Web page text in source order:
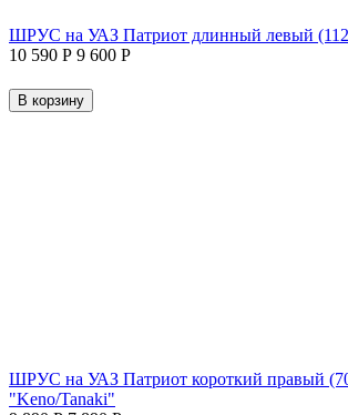
ШРУС на УАЗ Патриот длинный левый
10 590 Р 9 600 Р
В корзину
ШРУС на УАЗ Патриот короткий правый
"Keno/Tanaki"